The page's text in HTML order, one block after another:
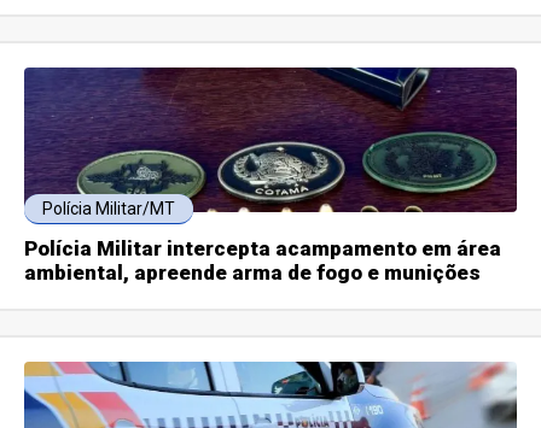
Polícia Militar/MT
Polícia Militar intercepta acampamento em área
ambiental, apreende arma de fogo e munições